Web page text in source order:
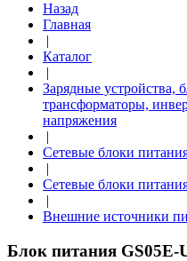
Назад
Главная
|
Каталог
|
Зарядные устройства,
трансформаторы,
напряжения
|
Сетевые блоки
|
Сетевые блоки
|
Внешние источники
Блок питания GS05E-